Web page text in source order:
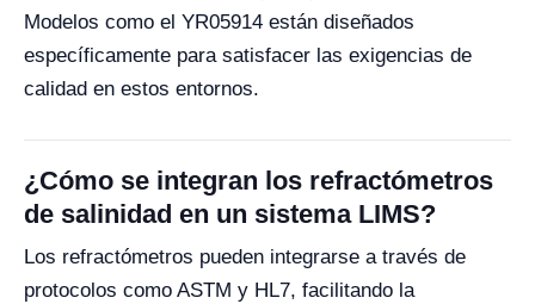
Modelos como el YR05914 están diseñados
específicamente para satisfacer las exigencias de
calidad en estos entornos.
¿Cómo se integran los refractómetros
de salinidad en un sistema LIMS?
Los refractómetros pueden integrarse a través de
protocolos como ASTM y HL7, facilitando la